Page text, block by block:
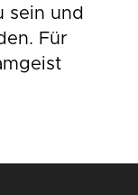
sein und
Für